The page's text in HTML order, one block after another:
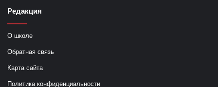
Редакция
О школе
Обратная связь
Карта сайта
Политика конфиденциальности